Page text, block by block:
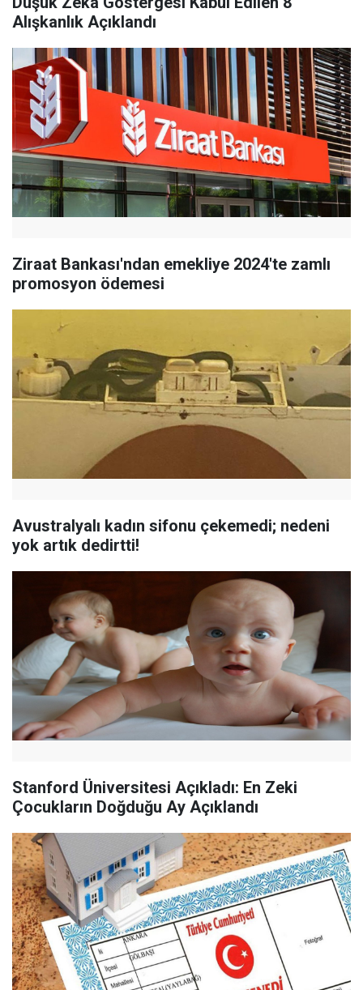
Alışkanlık Açıklandı
Ziraat Bankası'ndan emekliye 2024'te zamlı
promosyon ödemesi
Avustralyalı kadın sifonu çekemedi; nedeni
yok artık dedirtti!
Stanford Üniversitesi Açıkladı: En Zeki
Çocukların Doğduğu Ay Açıklandı